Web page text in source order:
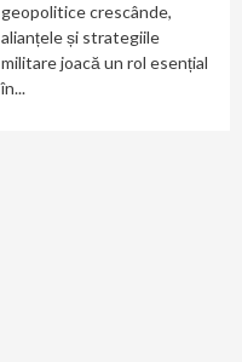
geopolitice crescânde,
alianțele și strategiile
militare joacă un rol esențial
în...